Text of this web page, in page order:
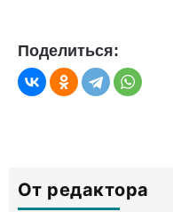
Поделиться:
От редактора